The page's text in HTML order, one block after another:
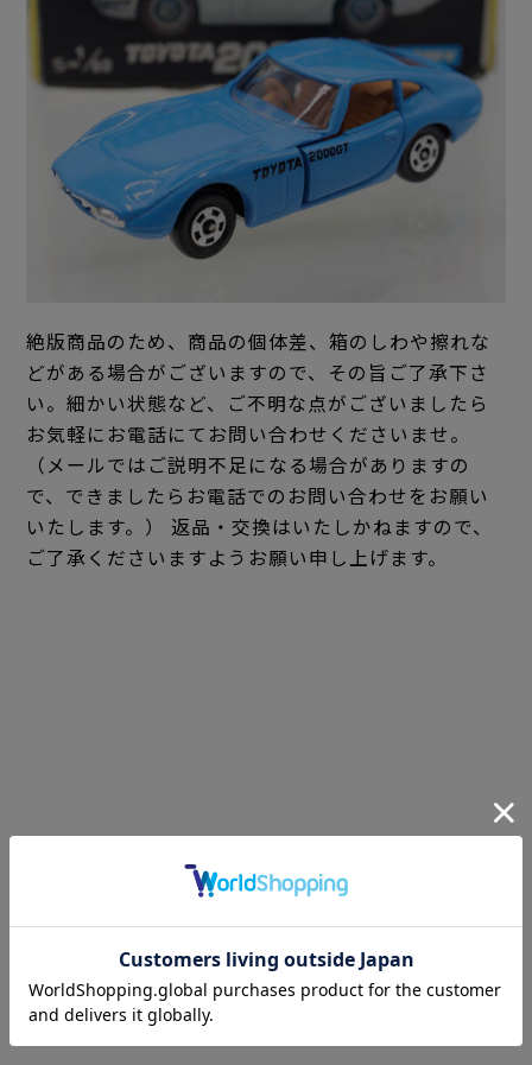
絶版商品のため、商品の個体差、箱のしわや擦れな
どがある場合がございますので、その旨ご了承下さ
い。細かい状態など、ご不明な点がございましたら
お気軽にお電話にてお問い合わせくださいませ。
（メールではご説明不足になる場合がありますの
で、できましたらお電話でのお問い合わせをお願い
いたします。） 返品・交換はいたしかねますので、
ご了承くださいますようお願い申し上げます。